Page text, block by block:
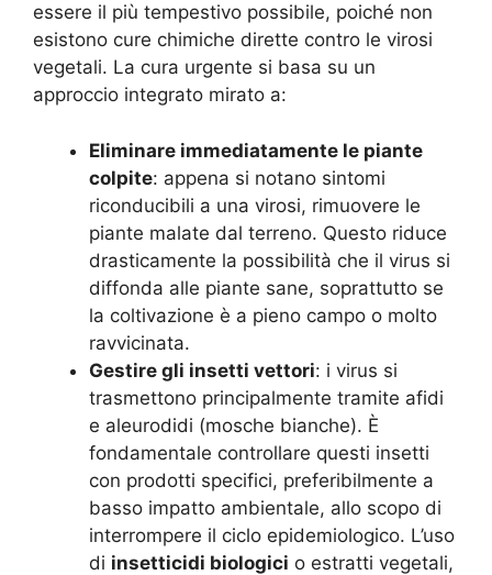
essere il più tempestivo possibile, poiché non
esistono cure chimiche dirette contro le virosi
vegetali. La cura urgente si basa su un
approccio integrato mirato a:
Eliminare immediatamente le piante
colpite: appena si notano sintomi
riconducibili a una virosi, rimuovere le
piante malate dal terreno. Questo riduce
drasticamente la possibilità che il virus si
diffonda alle piante sane, soprattutto se
la coltivazione è a pieno campo o molto
ravvicinata.
Gestire gli insetti vettori: i virus si
trasmettono principalmente tramite afidi
e aleurodidi (mosche bianche). È
fondamentale controllare questi insetti
con prodotti specifici, preferibilmente a
basso impatto ambientale, allo scopo di
interrompere il ciclo epidemiologico. L’uso
di insetticidi biologici o estratti vegetali,